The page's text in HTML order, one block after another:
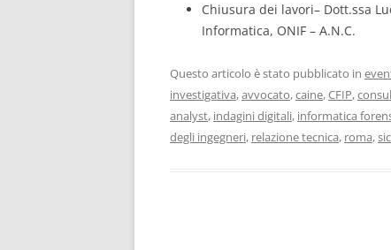
Chiusura dei lavori– Dott.ssa
Informatica, ONIF – A.N.C.
Questo articolo è stato pubblicato in
investigativa,avvocato,caine,CFIP,
analyst, indagini digitali, informatica
degli ingegneri, relazione tecnica, roma,